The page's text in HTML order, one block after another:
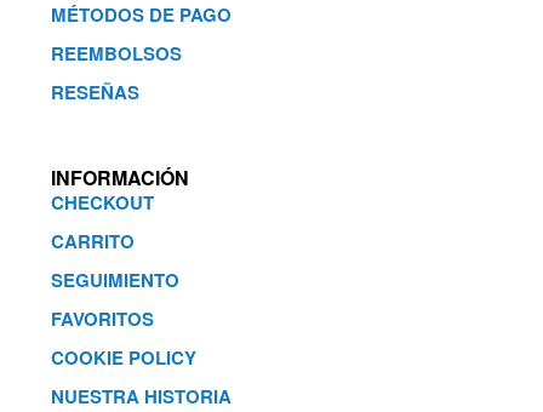
MÉTODOS DE PAGO
REEMBOLSOS
RESEÑAS
INFORMACIÓN
CHECKOUT
CARRITO
SEGUIMIENTO
FAVORITOS
COOKIE POLICY
NUESTRA HISTORIA